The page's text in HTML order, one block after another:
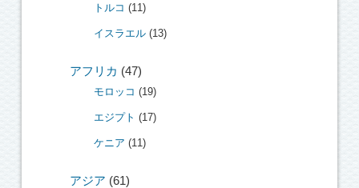
トルコ (11)
イスラエル(13)
アフリカ (47)
モロッコ (19)
エジプト (17)
ケニア (11)
アジア (61)